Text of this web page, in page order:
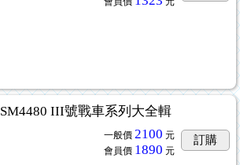
SM4480 III號戰車系列大全輯
一般價 2100 元
會員價 1890 元
訂購